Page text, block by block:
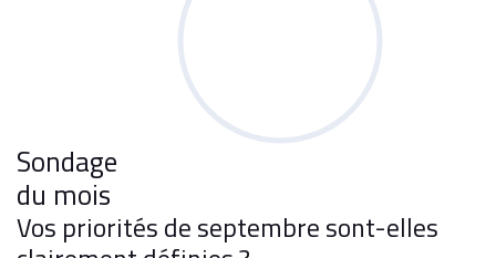
Sondage
du mois
Vos priorités de septembre sont-elles